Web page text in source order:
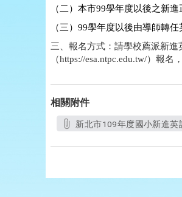
（二）本市99學年度以後之新
（三） 99學年度以後由導師轉
三、報名方式：請學校薦派新
（https://esa.ntpc.edu.tw/）報名
相關附件
新北市109年度國小新進